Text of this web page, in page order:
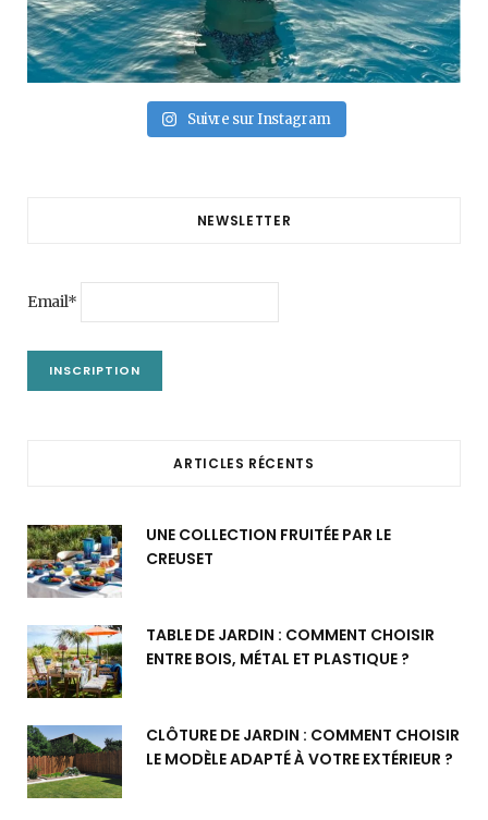
Suivre sur Instagram
NEWSLETTER
Email*
ARTICLES RÉCENTS
UNE COLLECTION FRUITÉE PAR LE
CREUSET
TABLE DE JARDIN : COMMENT CHOISIR
ENTRE BOIS, MÉTAL ET PLASTIQUE ?
CLÔTURE DE JARDIN : COMMENT CHOISIR
LE MODÈLE ADAPTÉ À VOTRE EXTÉRIEUR ?